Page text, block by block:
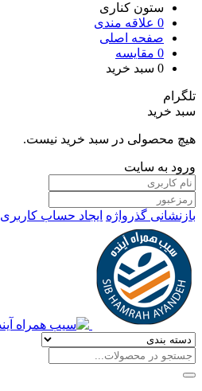
ستون کناری
0 علاقه مندی
صفحه اصلی
0 مقایسه
0 سبد خرید
تلگرام
سبد خرید
هیچ محصولی در سبد خرید نیست.
ورود به سایت
بازنشانی گذرواژه ایجاد حساب کاربری